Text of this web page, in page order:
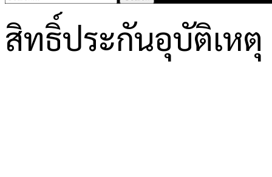
สิทธิ์ประกันอุบัติเหตุ